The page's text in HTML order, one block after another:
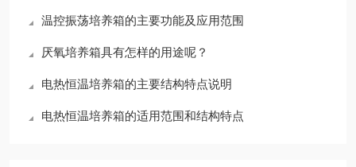
温控振荡培养箱的主要功能及应用范围
厌氧培养箱具有怎样的用途呢？
电热恒温培养箱的主要结构特点说明
电热恒温培养箱的适用范围和结构特点